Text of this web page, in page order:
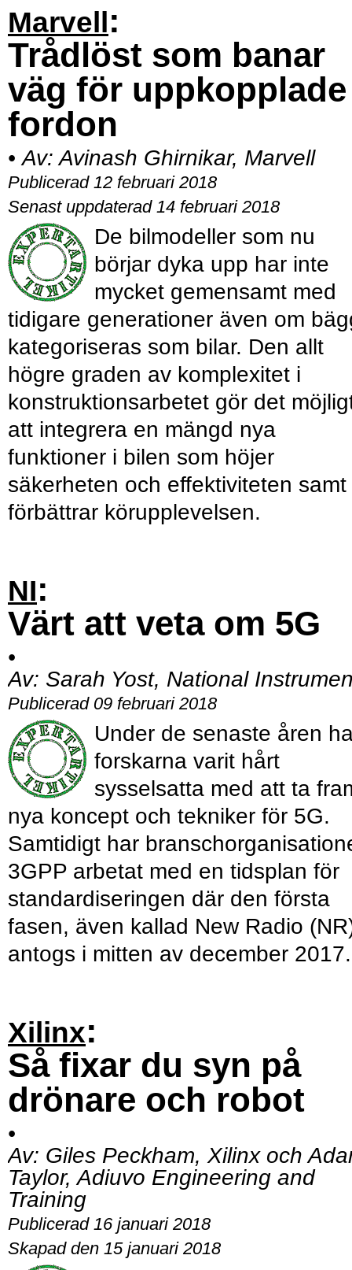
Marvell :
Trådlöst som banar
väg för uppkopplade
fordon
• Av:Avinash Ghirnikar, Marvell
Publicerad 12 februari 2018
Senast uppdaterad 14 februari 2018
De bilmodeller som nu
börjar dyka upp har inte
mycket gemensamt med
tidigare generationer även om
kategoriseras som bilar. Den allt
högre graden av komplexitet i
konstruktionsarbetet gör det
att integrera en mängd nya
funktioner i bilen som höjer
säkerheten och effektiviteten samt
förbättrar körupplevelsen.
NI:
Värt att veta om 5G
•
Av: Sarah Yost, National
Publicerad 09 februari 2018
Under de senaste åren
forskarna varit hårt
sysselsatta med att ta
nya koncept och tekniker för 5G.
Samtidigt har
3GPP arbetat med en tidsplan för
standardiseringen där den första
fasen, även kallad New Radio
antogs i mitten av december 2017.
Xilinx:
Så fixar du syn på
drönare och robot
•
Av: Giles Peckham, Xilinx och
Taylor, Adiuvo Engineering and
Training
Publicerad 16 januari 2018
Skapad den 15 januari 2018